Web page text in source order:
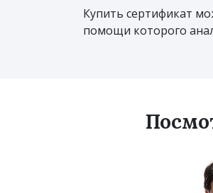
Купить сертификат
помощи которого